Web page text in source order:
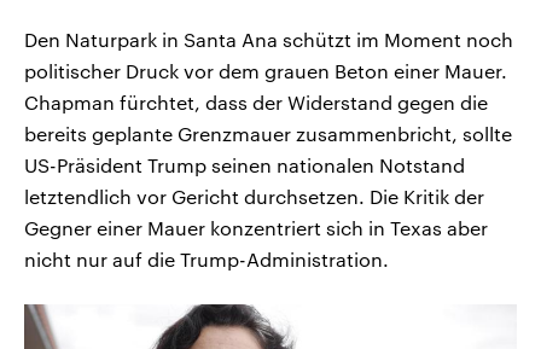
Den Naturpark in Santa Ana schützt im Moment noch
politischer Druck vor dem grauen Beton einer Mauer.
Chapman fürchtet, dass der Widerstand gegen die
bereits geplante Grenzmauer zusammenbricht, sollte
US-Präsident Trump seinen nationalen Notstand
letztendlich vor Gericht durchsetzen. Die Kritik der
Gegner einer Mauer konzentriert sich in Texas aber
nicht nur auf die Trump-Administration.